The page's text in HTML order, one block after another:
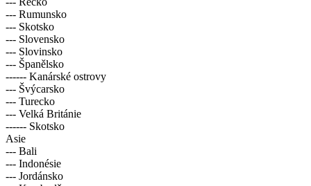
--- Rumunsko
--- Skotsko
--- Slovensko
--- Slovinsko
--- Španělsko
------ Kanárské ostrovy
--- Švýcarsko
--- Turecko
--- Velká Británie
------ Skotsko
Asie
--- Bali
--- Indonésie
--- Jordánsko